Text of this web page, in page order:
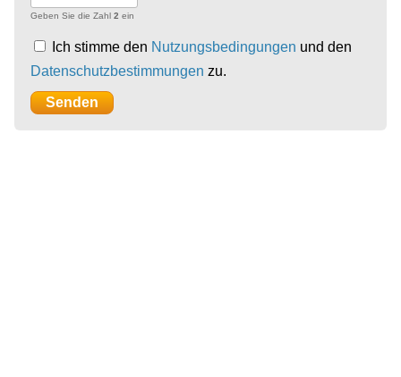
Geben Sie die Zahl 2 ein
Ich stimme den Nutzungsbedingungen und den
Datenschutzbestimmungen zu.